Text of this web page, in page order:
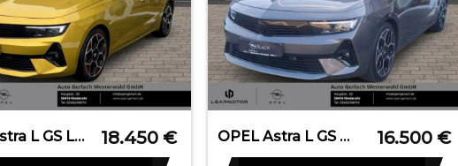
OPEL Astra L GS Line Navi Digitales Cockpit 360 Kamer 18.450 € OPEL Astra L GS Digitales Cockpit 360 Kamera LED Appl 16.500 €